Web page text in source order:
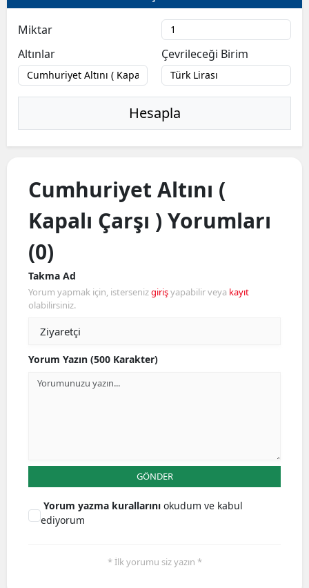
Miktar
Altınlar
Çevrileceği Birim
Hesapla
Cumhuriyet Altını (
Kapalı Çarşı ) Yorumları
(0)
Takma Ad
Yorum yapmak için, istersenizgirişyapabilir veya kayıt
olabilirsiniz.
Yorum Yazın (500 Karakter)
GÖNDER
Yorum yazma kurallarını okudum ve kabul
ediyorum
* İlk yorumu siz yazın *